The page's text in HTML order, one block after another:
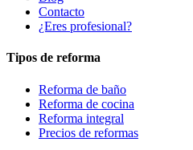
Contacto
¿Eres profesional?
Tipos de reforma
Reforma de baño
Reforma de cocina
Reforma integral
Precios de reformas